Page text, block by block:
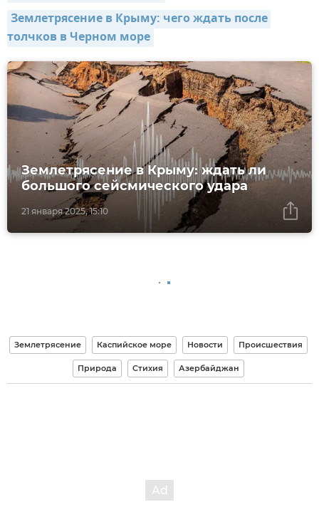
Землетрясение в Крыму: чего ждать после
толчков в Черном море
21 января 2025, 15:10
Землетрясение в Крыму: ждать ли
большого сейсмического удара
Землетрясение Каспийское море Новости Происшествия
Природа Стихия Азербайджан